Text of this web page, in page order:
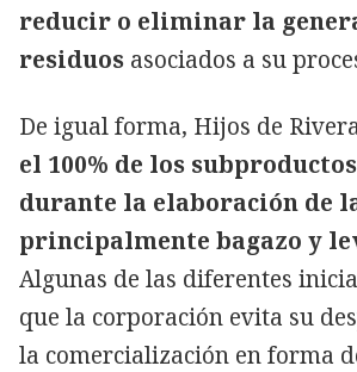
reducir o eliminar la
residuos asociados a su
De igual forma, Hijos de
el 100% de los
durante la elaboración de
principalmente bagazo y
Algunas de las diferentes
que la corporación evita su
la comercialización en forma